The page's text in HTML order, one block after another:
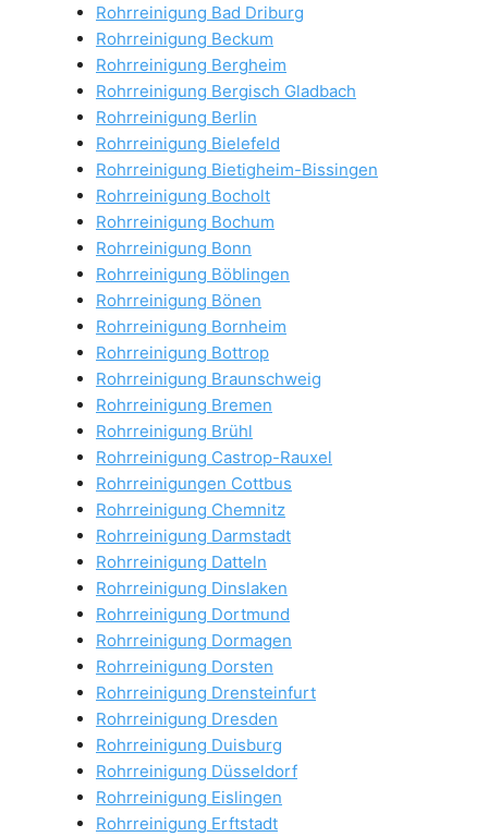
Rohrreinigung Bad Driburg
Rohrreinigung Beckum
Rohrreinigung Bergheim
Rohrreinigung Bergisch Gladbach
Rohrreinigung Berlin
Rohrreinigung Bielefeld
Rohrreinigung Bietigheim-Bissingen
Rohrreinigung Bocholt
Rohrreinigung Bochum
Rohrreinigung Bonn
Rohrreinigung Böblingen
Rohrreinigung Bönen
Rohrreinigung Bornheim
Rohrreinigung Bottrop
Rohrreinigung Braunschweig
Rohrreinigung Bremen
Rohrreinigung Brühl
Rohrreinigung Castrop-Rauxel
Rohrreinigungen Cottbus
Rohrreinigung Chemnitz
Rohrreinigung Darmstadt
Rohrreinigung Datteln
Rohrreinigung Dinslaken
Rohrreinigung Dortmund
Rohrreinigung Dormagen
Rohrreinigung Dorsten
Rohrreinigung Drensteinfurt
Rohrreinigung Dresden
Rohrreinigung Duisburg
Rohrreinigung Düsseldorf
Rohrreinigung Eislingen
Rohrreinigung Erftstadt